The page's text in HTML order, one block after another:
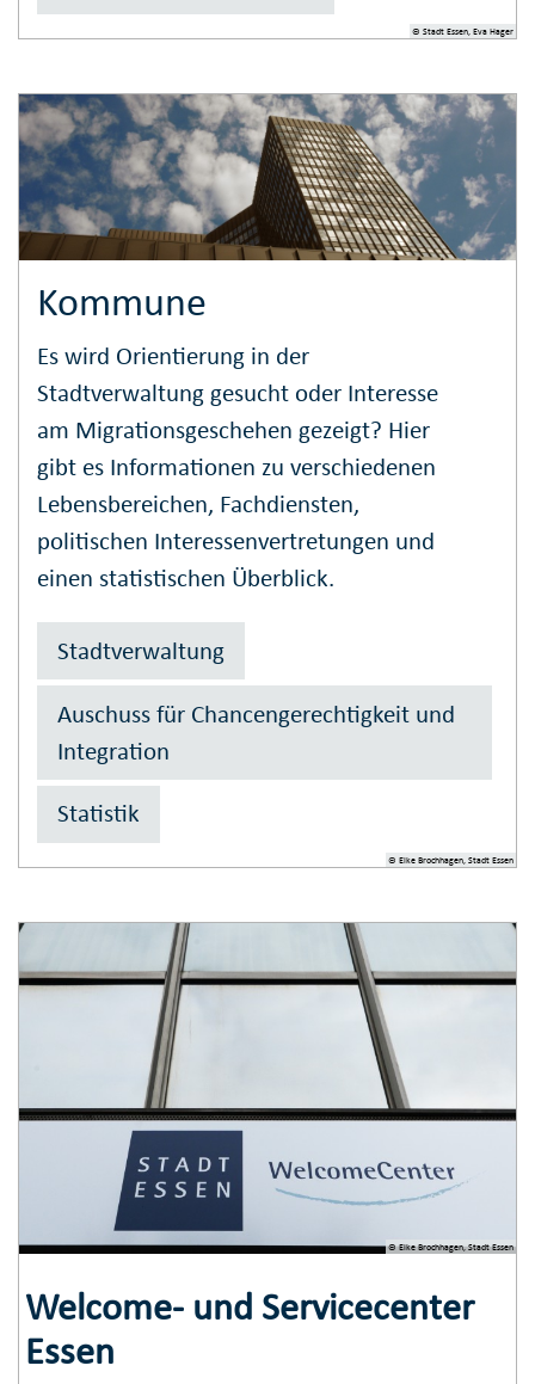
© Stadt Essen, Eva Hager
© Elke Brochhagen, Stadt Essen
Kommune
Es wird Orientierung in der
Stadtverwaltung gesucht oder Interesse
am Migrationsgeschehen gezeigt? Hier
gibt es Informationen zu verschiedenen
Lebensbereichen, Fachdiensten,
politischen Interessenvertretungen und
einen statistischen Überblick.
Stadtverwaltung
Auschuss für Chancen­ge­rechtig­keit und
In­te­gration
Statistik
© Elke Brochhagen, Stadt Essen
Welcome- und Servicecenter
Essen